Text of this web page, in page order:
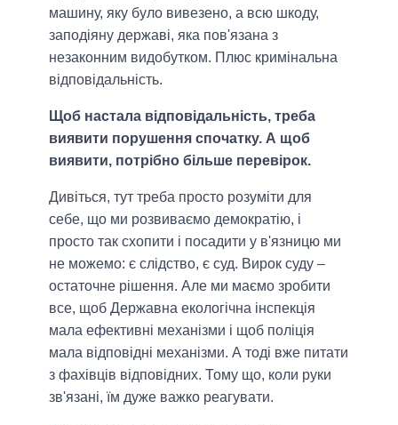
машину, яку було вивезено, а всю шкоду,
заподіяну державі, яка пов'язана з
незаконним видобутком. Плюс кримінальна
відповідальність.
Щоб настала відповідальність, треба
виявити порушення спочатку. А щоб
виявити, потрібно більше перевірок.
Дивіться, тут треба просто розуміти для
себе, що ми розвиваємо демократію, і
просто так схопити і посадити у в'язницю ми
не можемо: є слідство, є суд. Вирок суду –
остаточне рішення. Але ми маємо зробити
все, щоб Державна екологічна інспекція
мала ефективні механізми і щоб поліція
мала відповідні механізми. А тоді вже питати
з фахівців відповідних. Тому що, коли руки
зв'язані, їм дуже важко реагувати.